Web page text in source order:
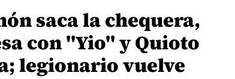
saca la chequera,
con "Yio" y Quioto
legionario vuelve